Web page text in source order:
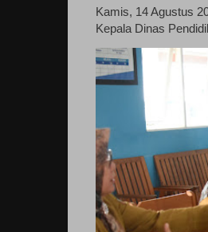
Kamis, 14 Agustus
Kepala Dinas